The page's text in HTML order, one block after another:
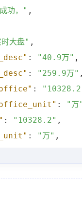
功，" ,
大盘" ,
: "40.9万" ,
: "259.9万" ,
:
: "万"
: "10328.2" ,
: "万" ,
11-27